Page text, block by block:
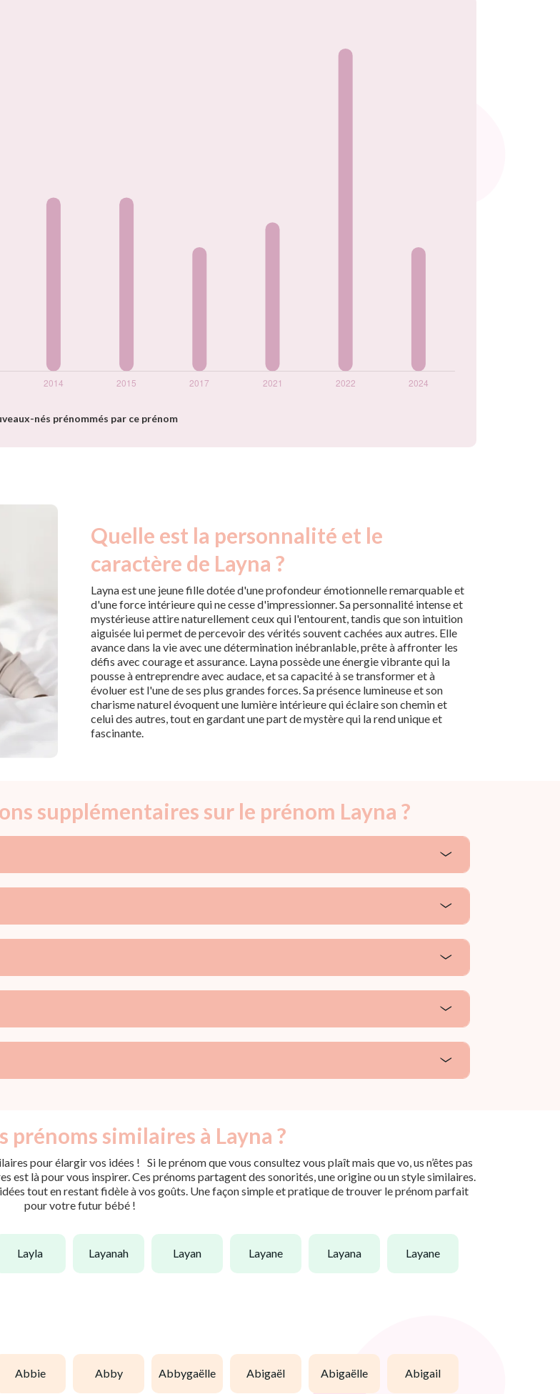
nés prénommés par ce prénom
Quelle est la personnalité et le
caractère de Layna ?
Layna est une jeune fille dotée d'une profondeur émotionnelle remarquable et
d'une force intérieure qui ne cesse d'impressionner. Sa personnalité intense et
mystérieuse attire naturellement ceux qui l'entourent, tandis que son intuition
aiguisée lui permet de percevoir des vérités souvent cachées aux autres. Elle
avance dans la vie avec une détermination inébranlable, prête à affronter les
défis avec courage et assurance. Layna possède une énergie vibrante qui la
pousse à entreprendre avec audace, et sa capacité à se transformer et à
évoluer est l'une de ses plus grandes forces. Sa présence lumineuse et son
charisme naturel évoquent une lumière intérieure qui éclaire son chemin et
celui des autres, tout en gardant une part de mystère qui la rend unique et
fascinante.
supplémentaires sur le prénom Layna ?
prénoms similaires à Layna ?
pour élargir vos idées ! Si le prénom que vous consultez vous plaît mais que vo, us n’êtes pas
là pour vous inspirer. Ces prénoms partagent des sonorités, une origine ou un style similaires.
tout en restant fidèle à vos goûts. Une façon simple et pratique de trouver le prénom parfait
pour votre futur bébé !
layla layanah layan layane layana layane
abbie abby abbygaëlle abigaël abigaëlle abigail